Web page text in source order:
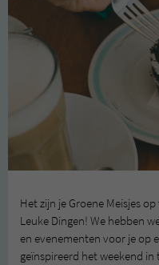
Het zijn je Groene Meisjes
Leuke Dingen! We hebben
en evenementen voor je op
geïnspireerd het weekend in